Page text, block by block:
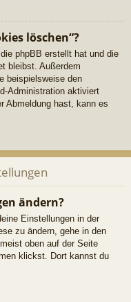
löschen“?
phpBB erstellt hat und die
bleibst. Außerdem
beispielsweise den
Administration aktiviert
Abmeldung hast, kann es
ändern?
Einstellungen in der
zu ändern, gehe in den
oben auf der Seite
klickst. Dort kannst du